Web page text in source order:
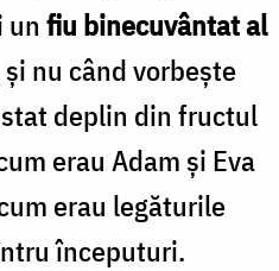
un fiu binecuvântat al
și nu când vorbește
deplin din fructul
erau Adam și Eva
erau legăturile
începuturi.